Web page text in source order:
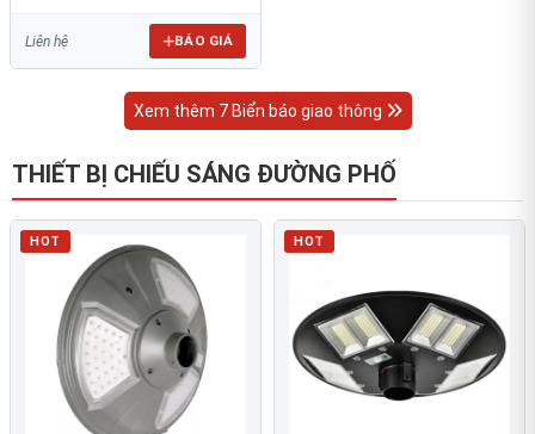
Liên hệ BÁO GIÁ
Xem thêm 7 Biển báo giao thông
THIẾT BỊ CHIẾU SÁNG ĐƯỜNG PHỐ
HOT HOT